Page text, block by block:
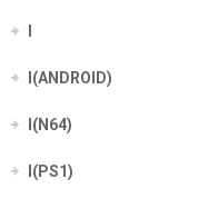
I(ANDROID)
I(N64)
I(PS1)